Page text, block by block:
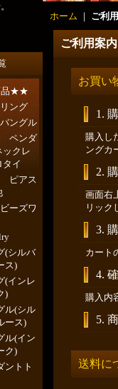
品★★
ング
ングル
ペンダ
ックレ
イ
ピアス
ーズワ
(シルバ
ス)
(インレ
)
ル(シル
ース)
ル(イン
ク)
ントト
ホーム ｜ ご利
ご利用案内
お買い
1.
購入し
ングカ
2.
画面右
リック
3.
カート
4.
購入内
5.
送料に